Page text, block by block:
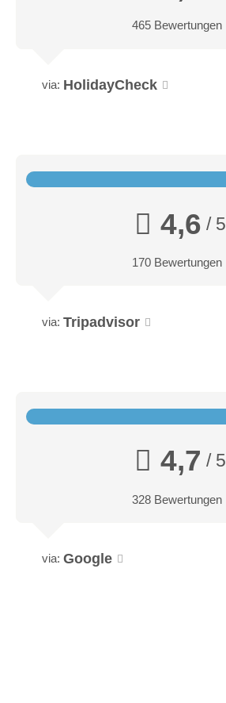
465 Bewertungen
via: HolidayCheck
4,6 / 5
170 Bewertungen
via: Tripadvisor
4,7 / 5
328 Bewertungen
via: Google